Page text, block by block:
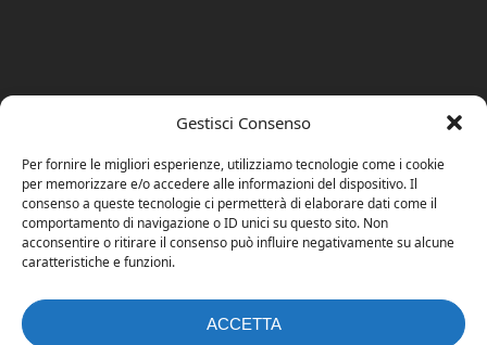
Gestisci Consenso
Per fornire le migliori esperienze, utilizziamo tecnologie come i cookie
per memorizzare e/o accedere alle informazioni del dispositivo. Il
consenso a queste tecnologie ci permetterà di elaborare dati come il
comportamento di navigazione o ID unici su questo sito. Non
acconsentire o ritirare il consenso può influire negativamente su alcune
caratteristiche e funzioni.
ACCETTA